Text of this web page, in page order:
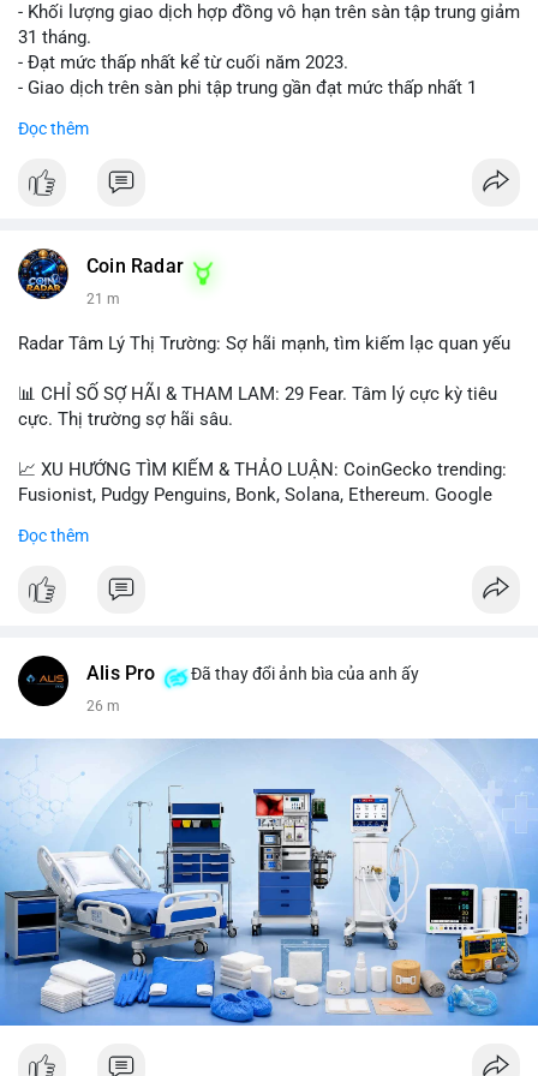
- Khối lượng giao dịch hợp đồng vô hạn trên sàn tập trung giảm
31 tháng.
- Đạt mức thấp nhất kể từ cuối năm 2023.
- Giao dịch trên sàn phi tập trung gần đạt mức thấp nhất 1
#vlikevn #titanbot
Đọc thêm
Coin Radar
21 m
Radar Tâm Lý Thị Trường: Sợ hãi mạnh, tìm kiếm lạc quan yếu
📊 CHỈ SỐ SỢ HÃI & THAM LAM: 29 Fear. Tâm lý cực kỳ tiêu
cực. Thị trường sợ hãi sâu.
📈 XU HƯỚNG TÌM KIẾM & THẢO LUẬN: CoinGecko trending:
Fusionist, Pudgy Penguins, Bonk, Solana, Ethereum. Google
tiêu, vũ khí hạt nhân, đội tuyển Brasil, cúp U20 Châu Á.
UFC 310, Premier League, Champions League, NCAA Football,
MrBeast, Google. Binance Square: nhiều post về lệnh long, lợi
nhuận, $HFT/$SKYAI, $RIVER, $WLD, $ALLO, Top trader 30
💬 DÒNG CHẢY TIN TỨC & TRUYỀN THÔNG: Telegram
CoinTelegraph: Saylor nói Bitcoin không cần rõ ràng, Mỹ cần
rõ ràng; CEX futures volume giảm xuống $4 tỷ trong tháng 7,
thấp nhất từ tháng 12/2023; Prophet Market ra mắt thị trường
dự đoán human vs AI; Trump nói crypto làเรื่อง lớn, người dùng
Bitcoin giảm áp lực cho đồng đô la; Thượng viện Mỹ đẩy lại bỏ
Clarity Act đến tháng 9. Telegram Binance: hỗ trợ trả os cổ tức
AAPL, IBM qua bStocks; MMT Trading Tournament lên tới 2
triệu voucher; Power Protocol Trading Competition; mở rộng
campagna airdrop USD1 đến 07/08/2026; hoàn thành tích hợp
MMT trên BNB Smart Chain. Tin tức gần đây: sau tang lễ
Đọc thêm
Alis Pro Đã thay đổi ảnh bìa của anh ấy
26 m